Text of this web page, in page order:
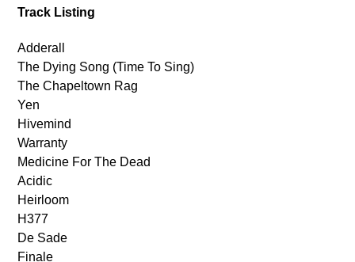
Track Listing
Adderall
The Dying Song (Time To Sing)
The Chapeltown Rag
Yen
Hivemind
Warranty
Medicine For The Dead
Acidic
Heirloom
H377
De Sade
Finale